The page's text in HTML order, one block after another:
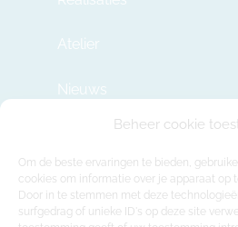
Beheer cookie
Om de beste ervaringen te bieden,
cookies om informatie over je apparaat op
Door in te stemmen met deze
surfgedrag of unieke ID's op deze site
Atelier
Nieuws
info@modulehome.be